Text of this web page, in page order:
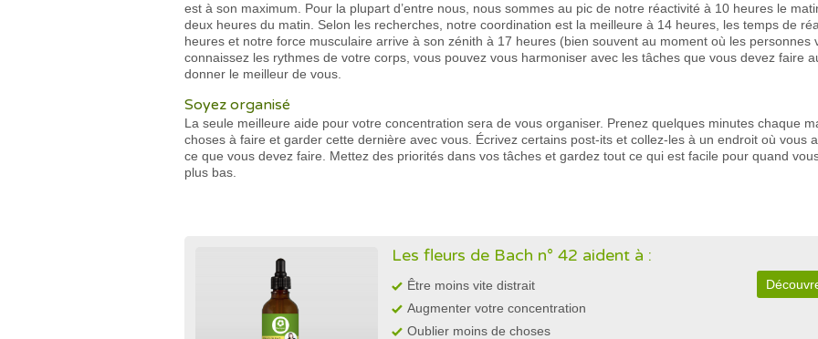
est à son maximum. Pour la plupart d’entre nous, nous sommes au pic de notre réactivité à 10 heures le
deux heures du matin. Selon les recherches, notre coordination est la meilleure à 14 heures, les temps de
heures et notre force musculaire arrive à son zénith à 17 heures (bien souvent au moment où les personnes
connaissez les rythmes de votre corps, vous pouvez vous harmoniser avec les tâches que vous devez faire
donner le meilleur de vous.
Soyez organisé
La seule meilleure aide pour votre concentration sera de vous organiser. Prenez quelques minutes chaque
choses à faire et garder cette dernière avec vous. Écrivez certains post-its et collez-les à un endroit où vous
ce que vous devez faire. Mettez des priorités dans vos tâches et gardez tout ce qui est facile pour quand
plus bas.
Les fleurs de Bach n° 42 aident à :
Être moins vite distrait
Augmenter votre concentration
Oublier moins de choses